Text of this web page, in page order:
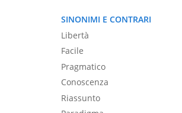
SINONIMI E CONTRARI
Libertà
Facile
Pragmatico
Conoscenza
Riassunto